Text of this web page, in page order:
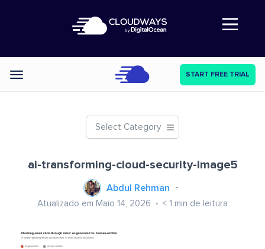
Abre a navegação
Categories START FREE TRIAL
Select Category
ai-transforming-cloud-security-image5
Abdul Rehman
Atualizado em Maio 14, 2026 < 1 min de leitura